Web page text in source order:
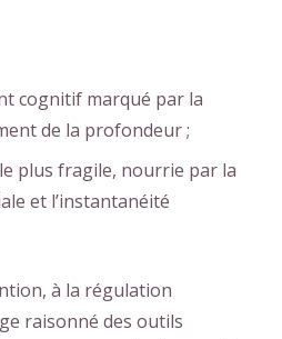
cognitif marqué par la
de la profondeur ;
plus fragile, nourrie par la
et l’instantanéité
à la régulation
raisonné des outils